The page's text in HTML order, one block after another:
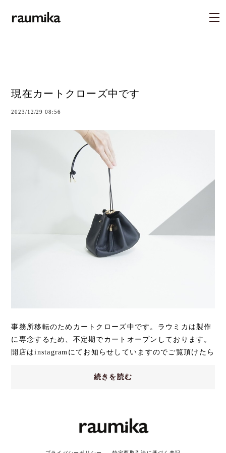
現在カートクローズ中です
2023/12/29 08:56
事務所移転のためカートクローズ中です。ラウミカは製作
に専念するため、不定期でカートオープンしております。
開店はinstagramにてお知らせしていますのでご覧頂けたら
続きを読む